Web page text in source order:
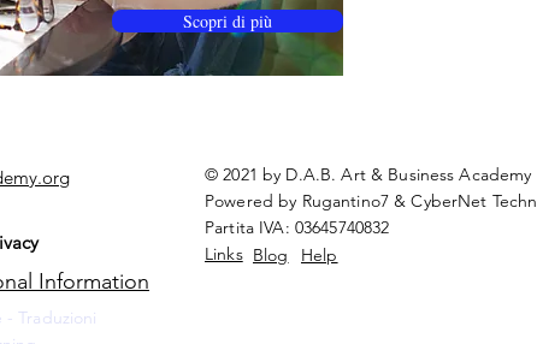
Scopri di più
Information
© 2021 by D.A.B. Art & Business Academy
Powered by Rugantino7 & CyberNet
Partita IVA: 03645740832
Links Blog Help
- Traduzioni